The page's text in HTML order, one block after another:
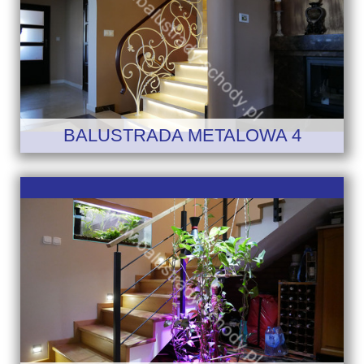
BALUSTRADA METALOWA 4